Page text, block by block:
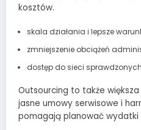
kosztów.
skala działania i lepsze
zmniejszenie obciążeń
dostęp do sieci
Outsourcing to także
jasne umowy serwisowe i
pomagają planować wydatki